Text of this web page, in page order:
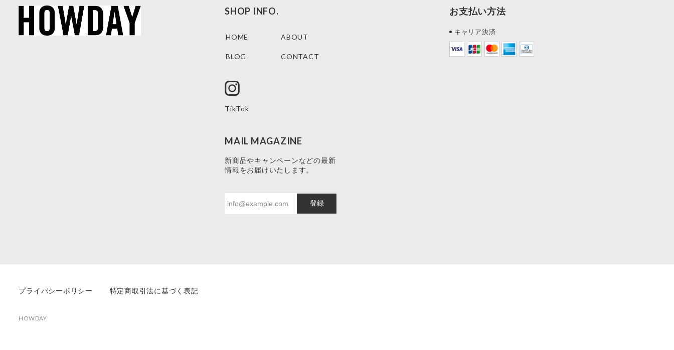
SHOP INFO.
HOME ABOUT
BLOG CONTACT
TikTok
MAIL MAGAZINE
新商品やキャンペーンなどの最新
情報をお届けいたします。
登録
お支払い方法
キャリア決済
プライバシーポリシー 特定商取引法に基づく表記
HOWDAY